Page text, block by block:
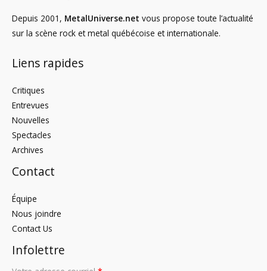
Depuis 2001, MetalUniverse.net vous propose toute l’actualité
sur la scène rock et metal québécoise et internationale.
Liens rapides
Critiques
Entrevues
Nouvelles
Spectacles
Archives
Contact
Équipe
Nous joindre
Contact Us
Infolettre